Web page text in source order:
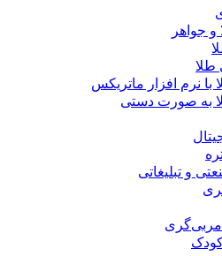
جواهر
طلا
نرم افزار ماتریکس
به صورت دستی
و تبلیغاتی
مربی‌گری